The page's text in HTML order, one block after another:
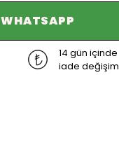
WHATSAPP
14 gün içinde
iade değişim